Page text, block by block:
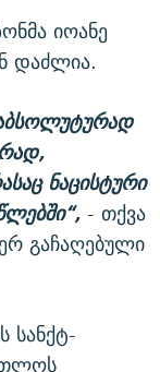
იოანე
დაძლია.
აბსოლუტურად
ნაცისტური
- თქვა
გაჩაღებული
სანქტ-